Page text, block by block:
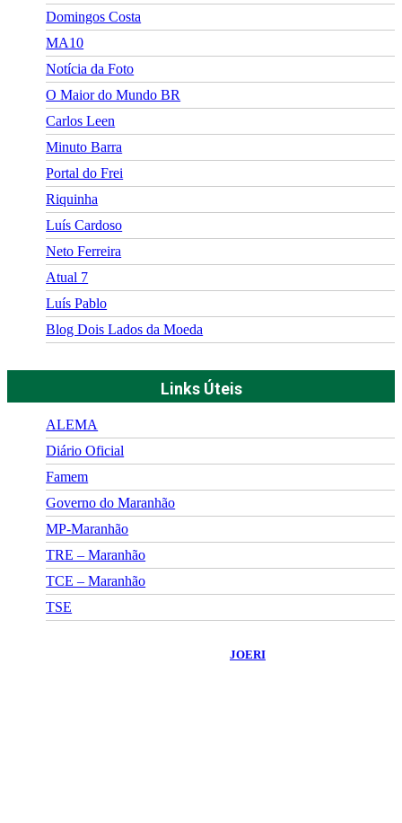
Domingos Costa
MA10
Notícia da Foto
O Maior do Mundo BR
Carlos Leen
Minuto Barra
Portal do Frei
Riquinha
Luís Cardoso
Neto Ferreira
Atual 7
Luís Pablo
Blog Dois Lados da Moeda
Links Úteis
ALEMA
Diário Oficial
Famem
Governo do Maranhão
MP-Maranhão
TRE – Maranhão
TCE – Maranhão
TSE
JOERI